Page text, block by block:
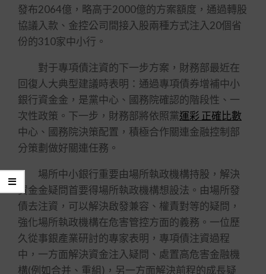
發布2064億，略高于2000億的方案額度，通過轉股
協議入款、金控公司間接入股兩種方式注入20個省
份的310家中小行。
對于專項債注資的下一步方案，財務部最近在
回復人大典型建議時表明：通過專項債券增補中小
銀行資金金，是黨中心、國務院確認的階段性、一
次性政策。下一步，財務部將依照黨運彩 正確比數
中心、國務院決策配置，積極合作關連金融控制部
分策劃做好關連任務。
場所中小銀行重要由場所執政機構持股，解決
資金金疑問首要得場所執政機構想設法。由場所發
債去注資，可以解決啟發兼容、權責對等的疑問，
強化場所執政機構在危害管控方面的義務。一位歷
久從事銀產業研討的專家表明，專項債注資過程
中，一方面解決資金注入疑問、處置高危害金融機
構(例如合并、重組)，另一方面解決前程的成長疑